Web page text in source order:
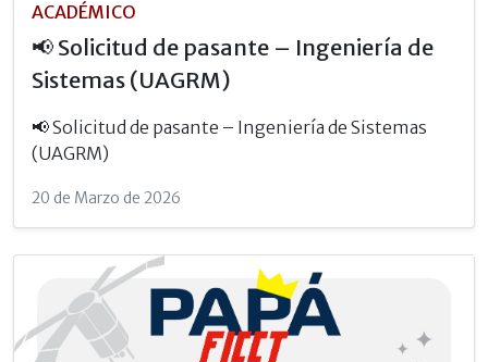
ACADÉMICO
📢 Solicitud de pasante – Ingeniería de
Sistemas (UAGRM)
📢 Solicitud de pasante – Ingeniería de Sistemas
(UAGRM)
20 de Marzo de 2026